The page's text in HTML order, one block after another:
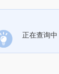
正在查询